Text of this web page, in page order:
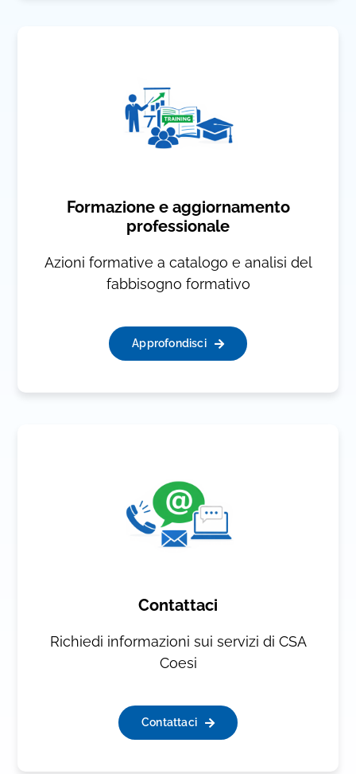
Formazione e aggiornamento
professionale
Azioni formative a catalogo e analisi del
fabbisogno formativo
Approfondisci
Contattaci
Richiedi informazioni sui servizi di CSA
Coesi
Contattaci